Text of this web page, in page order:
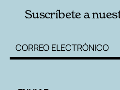
Suscríbete a